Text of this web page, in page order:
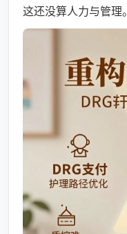
这还没算人力与管理。